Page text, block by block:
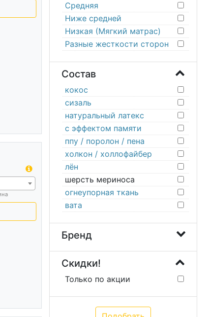
Средняя
Ниже средней
Низкая (Мягкий матрас)
Разные жесткости сторон
Состав
кокос
сизаль
натуральный латекс
с эффектом памяти
ппу / поролон / пена
холкон / холлофайбер
лён
шерсть мериноса
огнеупорная ткань
вата
Бренд
Скидки!
Только по акции